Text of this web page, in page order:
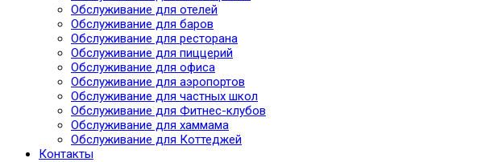
Обслуживание для отелей
Обслуживание для баров
Обслуживание для ресторана
Обслуживание для пиццерий
Обслуживание для офиса
Обслуживание для аэропортов
Обслуживание для частных школ
Обслуживание для Фитнес-клубов
Обслуживание для хаммама
Обслуживание для Коттеджей
Контакты